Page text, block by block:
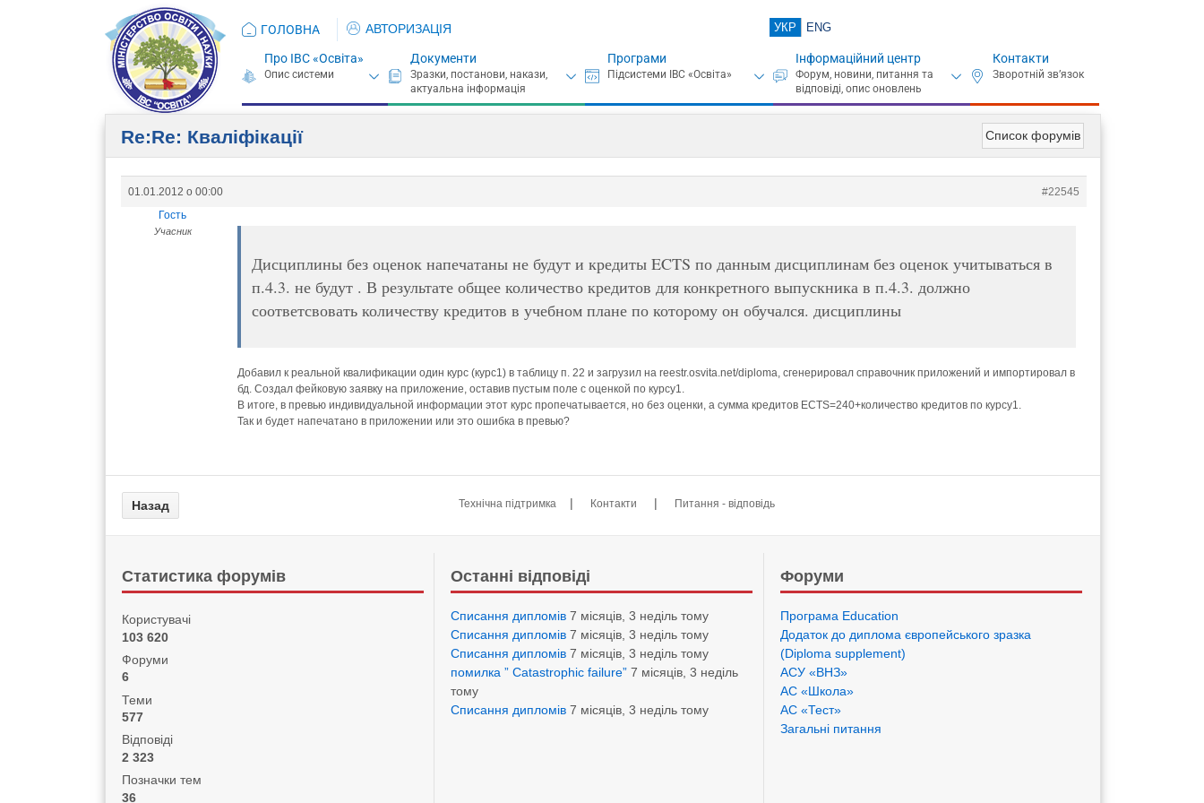
ГОЛОВНА АВТОРИЗАЦІЯ УКР ENG
Про ІВС «Освіта» Документи Програми Інформаційний центр Контакти
Список форумів
Re:Re: Кваліфікації
01.01.2012 о 00:00
#22545
Гость
Учасник
Дисциплины без оценок напечатаны не будут и кредиты ECTS по данным дисциплинам без оценок учитываться в
п.4.3. не будут . В результате общее количество кредитов для конкретного выпускника в п.4.3. должно
соответсвовать количеству кредитов в учебном плане по которому он обучался. дисциплины
Добавил к реальной квалификации один курс (курс1) в таблицу п. 22 и загрузил на reestr.osvita.net/diploma, сгенерировал справочник приложений и импортировал в
бд. Создал фейковую заявку на приложение, оставив пустым поле с оценкой по курсу1.
В итоге, в превью индивидуальной информации этот курс пропечатывается, но без оценки, а сумма кредитов ECTS=240+количество кредитов по курсу1.
Так и будет напечатано в приложении или это ошибка в превью?
Технічна підтримка | Контакти | Питання - відповідь
Статистика форумів
Користувачі
103 620
Форуми
6
Теми
577
Відповіді
2 323
Позначки тем
36
Останні відповіді
Списання дипломів 7 місяців, 3 неділь тому
Списання дипломів 7 місяців, 3 неділь тому
Списання дипломів 7 місяців, 3 неділь тому
помилка ” Catastrophic failure” 7 місяців, 3 неділь
тому
Списання дипломів 7 місяців, 3 неділь тому
Форуми
Програма Eduсation
Додаток до диплома європейського зразка
(Diploma supplement)
АСУ «ВНЗ»
АС «Школа»
АС «Тест»
Загальні питання